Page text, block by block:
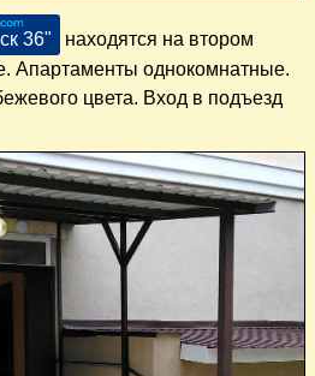
36"
находятся на втором
Апартаменты однокомнатные.
цвета. Вход в подъезд